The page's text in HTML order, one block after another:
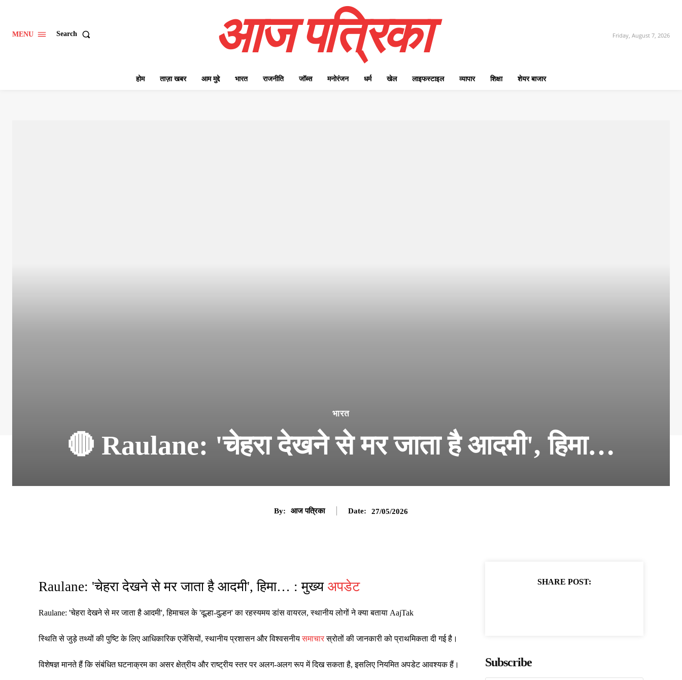
MENU Search आज पत्रिका Friday, August 7, 2026
होम ताज़ा खबर आम मुद्दे भारत राजनीति जॉब्स मनोरंजन धर्म खेल लाइफस्टाइल व्यापार शिक्षा शेयर बाजार
भारत
🔴 Raulane: 'चेहरा देखने से मर जाता है आदमी', हिमा…
By: आज पत्रिका Date: 27/05/2026
Raulane: 'चेहरा देखने से मर जाता है आदमी', हिमा… : मुख्य अपडेट
Raulane: 'चेहरा देखने से मर जाता है आदमी', हिमाचल के 'दूल्हा-दुल्हन' का रहस्यमय डांस वायरल, स्थानीय लोगों ने क्या बताया AajTak
स्थिति से जुड़े तथ्यों की पुष्टि के लिए आधिकारिक एजेंसियों, स्थानीय प्रशासन और विश्वसनीयसमाचारस्रोतों की जानकारी को प्राथमिकता दी गई है।
विशेषज्ञ मानते हैं कि संबंधित घटनाक्रम का असर क्षेत्रीय और राष्ट्रीय स्तर पर अलग-अलग रूप में दिख सकता है, इसलिए नियमित अपडेट आवश्यक हैं।
SHARE POST:
Subscribe